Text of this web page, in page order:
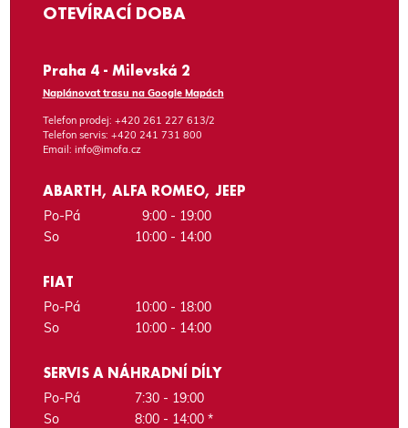
OTEVÍRACÍ DOBA
Praha 4 - Milevská 2
Naplánovat trasu na Google Mapách
Telefon prodej: +420 261 227 613/2
Telefon servis: +420 241 731 800
Email: info@imofa.cz
ABARTH, ALFA ROMEO, JEEP
Po-Pá
9:00 - 19:00
So
10:00 - 14:00
FIAT
Po-Pá
10:00 - 18:00
So
10:00 - 14:00
SERVIS A NÁHRADNÍ DÍLY
Po-Pá
7:30 - 19:00
So
8:00 - 14:00 *